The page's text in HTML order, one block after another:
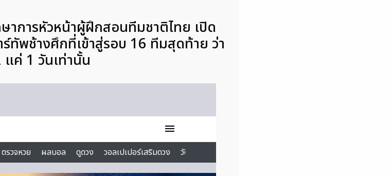
าการหัวหน้าผู้ฝึกสอนทีมชาติไทย เปิด
ทัพช้างศึกที่เข้าสู่รอบ 16 ทีมสุดท้าย ว่า
ค่ 1 วันเท่านั้น